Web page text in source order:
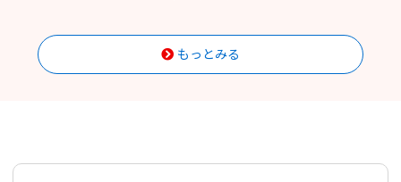
もっとみる